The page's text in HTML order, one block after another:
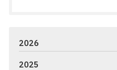
2026
2025